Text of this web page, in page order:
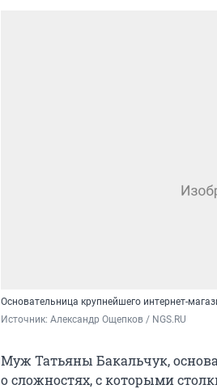
Основательница крупнейшего интернет-
Источник: Александр Ощепков / NGS.RU
Муж Татьяны Бакальчук,
о сложностях, с которыми